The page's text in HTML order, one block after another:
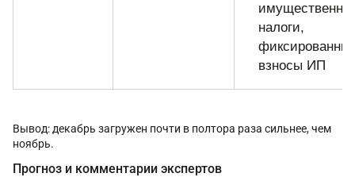
налоги,
взносы ИП
Вывод: декабрь загружен почти в полтора раза сильнее, чем
ноябрь.
Прогноз и комментарии экспертов